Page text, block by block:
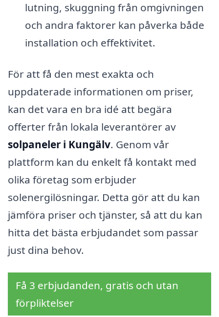
lutning, skuggning från omgivningen
och andra faktorer kan påverka både
installation och effektivitet.
För att få den mest exakta och
uppdaterade informationen om priser,
kan det vara en bra idé att begära
offerter från lokala leverantörer av
solpaneler i Kungälv. Genom vår
plattform kan du enkelt få kontakt med
olika företag som erbjuder
solenergilösningar. Detta gör att du kan
jämföra priser och tjänster, så att du kan
hitta det bästa erbjudandet som passar
just dina behov.
Få 3 erbjudanden, gratis och utan
förpliktelser